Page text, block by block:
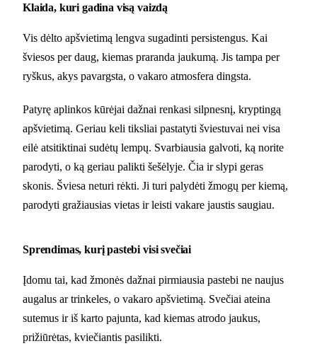
Klaida, kuri gadina visą vaizdą
Vis dėlto apšvietimą lengva sugadinti persistengus. Kai
šviesos per daug, kiemas praranda jaukumą. Jis tampa per
ryškus, akys pavargsta, o vakaro atmosfera dingsta.
Patyrę aplinkos kūrėjai dažnai renkasi silpnesnį, kryptingą
apšvietimą. Geriau keli tiksliai pastatyti šviestuvai nei visa
eilė atsitiktinai sudėtų lempų. Svarbiausia galvoti, ką norite
parodyti, o ką geriau palikti šešėlyje. Čia ir slypi geras
skonis. Šviesa neturi rėkti. Ji turi palydėti žmogų per kiemą,
parodyti gražiausias vietas ir leisti vakare jaustis saugiau.
Sprendimas, kurį pastebi visi svečiai
Įdomu tai, kad žmonės dažnai pirmiausia pastebi ne naujus
augalus ar trinkeles, o vakaro apšvietimą. Svečiai ateina
sutemus ir iš karto pajunta, kad kiemas atrodo jaukus,
prižiūrėtas, kviečiantis pasilikti.